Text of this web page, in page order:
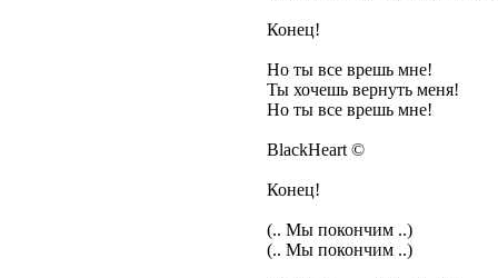
Конец!
Но ты все врешь мне!
Ты хочешь вернуть меня!
Но ты все врешь мне!
BlackHeart ©
Конец!
(.. Мы покончим ..)
(.. Мы покончим ..)